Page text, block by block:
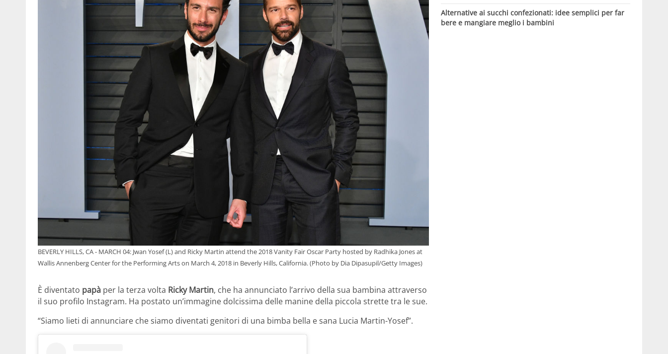
BEVERLY HILLS, CA - MARCH 04: Jwan Yosef (L) and Ricky Martin attend the 2018 Vanity Fair Oscar Party hosted by Radhika Jones at
Wallis Annenberg Center for the Performing Arts on March 4, 2018 in Beverly Hills, California. (Photo by Dia Dipasupil/Getty Images)
È diventato papà per la terza volta Ricky Martin, che ha annunciato l’arrivo della sua bambina attraverso
il suo profilo Instagram. Ha postato un’immagine dolcissima delle manine della piccola strette tra le sue.
“Siamo lieti di annunciare che siamo diventati genitori di una bimba bella e sana Lucia Martin-Yosef”.
Alternative ai succhi confezionati: idee semplici per far
bere e mangiare meglio i bambini